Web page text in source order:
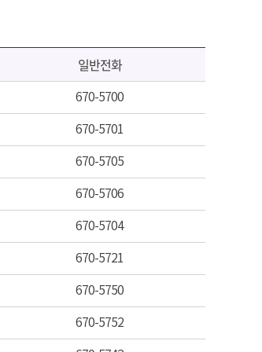
일반전화
670-5700
670-5701
670-5705
670-5706
670-5704
670-5721
670-5750
670-5752